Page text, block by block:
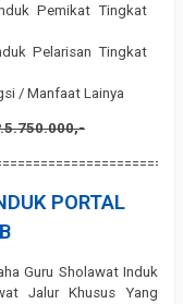
Pemikat Tingkat
Pelarisan Tingkat
/ Manfaat Lainya
PORTAL
Guru Sholawat Induk
Jalur Khusus Yang